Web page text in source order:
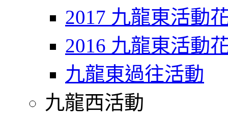
2017 九龍東活動
2016 九龍東活動
九龍東過往活動
九龍西活動